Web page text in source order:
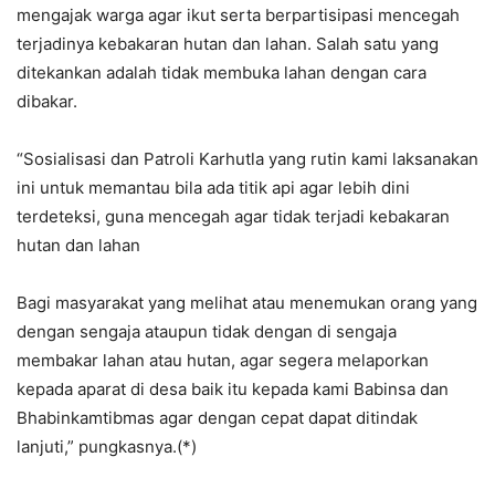
mengajak warga agar ikut serta berpartisipasi mencegah
terjadinya kebakaran hutan dan lahan. Salah satu yang
ditekankan adalah tidak membuka lahan dengan cara
dibakar.
“Sosialisasi dan Patroli Karhutla yang rutin kami laksanakan
ini untuk memantau bila ada titik api agar lebih dini
terdeteksi, guna mencegah agar tidak terjadi kebakaran
hutan dan lahan
Bagi masyarakat yang melihat atau menemukan orang yang
dengan sengaja ataupun tidak dengan di sengaja
membakar lahan atau hutan, agar segera melaporkan
kepada aparat di desa baik itu kepada kami Babinsa dan
Bhabinkamtibmas agar dengan cepat dapat ditindak
lanjuti,” pungkasnya.(*)